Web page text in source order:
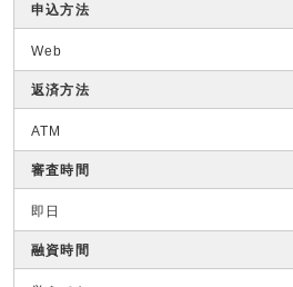
申込方法
Web
返済方法
ATM
審査時間
即日
融資時間